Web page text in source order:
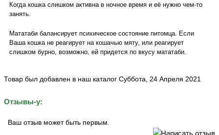
Когда кошка слишком активна в ночное время и её нужно чем-то
занять.
Мататаби балансирует психическое состояние питомца. Если
Ваша кошка не реагирует на кошачью мяту, или реагирует
слишком бурно, возможно, ей придется по вкусу мататаби.
Товар был добавлен в наш каталог Суббота, 24 Апреля 2021
Отзывы-у:
Ваш отзыв может быть первым.